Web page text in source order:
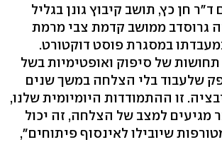
חן כץ, תושב קיבוץ גונן בגליל
גרוסדב ממושב קדמת צבי מרמת
במסגרת פוסט דוקטורט.
של סיפוק ואופטימיות בשל
שלעבוד בלי הצלחה במשך שנים
זו ההתמודדות היומיומית שלנו,
מגיעים למצב של הצלחה, זה יכול
שיובילו לאינסוף פיתוחים",